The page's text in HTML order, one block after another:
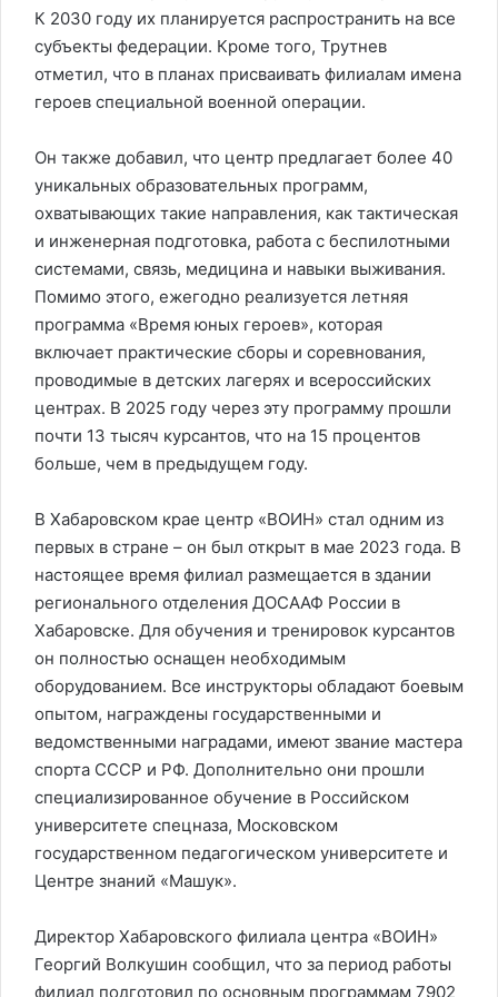
К 2030 году их планируется распространить на все
субъекты федерации. Кроме того, Трутнев
отметил, что в планах присваивать филиалам имена
героев специальной военной операции.
Он также добавил, что центр предлагает более 40
уникальных образовательных программ,
охватывающих такие направления, как тактическая
и инженерная подготовка, работа с беспилотными
системами, связь, медицина и навыки выживания.
Помимо этого, ежегодно реализуется летняя
программа «Время юных героев», которая
включает практические сборы и соревнования,
проводимые в детских лагерях и всероссийских
центрах. В 2025 году через эту программу прошли
почти 13 тысяч курсантов, что на 15 процентов
больше, чем в предыдущем году.
В Хабаровском крае центр «ВОИН» стал одним из
первых в стране – он был открыт в мае 2023 года. В
настоящее время филиал размещается в здании
регионального отделения ДОСААФ России в
Хабаровске. Для обучения и тренировок курсантов
он полностью оснащен необходимым
оборудованием. Все инструкторы обладают боевым
опытом, награждены государственными и
ведомственными наградами, имеют звание мастера
спорта СССР и РФ. Дополнительно они прошли
специализированное обучение в Российском
университете спецназа, Московском
государственном педагогическом университете и
Центре знаний «Машук».
Директор Хабаровского филиала центра «ВОИН»
Георгий Волкушин сообщил, что за период работы
филиал подготовил по основным программам 7902